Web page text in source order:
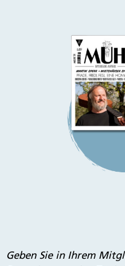
Geben Sie in Ihrem